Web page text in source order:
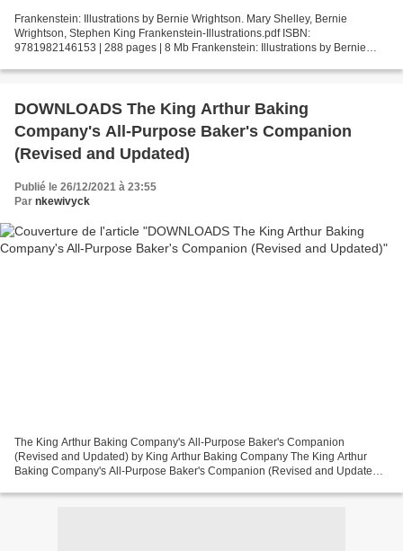
Frankenstein: Illustrations by Bernie Wrightson. Mary Shelley, Bernie
Wrightson, Stephen King Frankenstein-Illustrations.pdf ISBN:
9781982146153 | 288 pages | 8 Mb Frankenstein: Illustrations by Bernie
DOWNLOADS The King Arthur Baking
Company's All-Purpose Baker's Companion
(Revised and Updated)
Publié le 26/12/2021 à 23:55
Par nkewivyck
The King Arthur Baking Company's All-Purpose Baker's Companion
(Revised and Updated) by King Arthur Baking Company The King Arthur
Baking Company's All-Purpose Baker's Companion (Revised and Updated)